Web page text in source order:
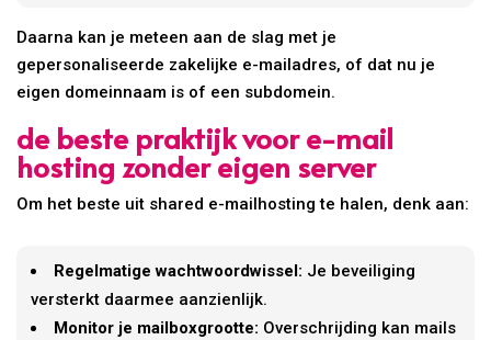
Daarna kan je meteen aan de slag met je
gepersonaliseerde zakelijke e-mailadres, of dat nu je
eigen domeinnaam is of een subdomein.
de beste praktijk voor e-mail
hosting zonder eigen server
Om het beste uit shared e-mailhosting te halen, denk aan:
Regelmatige wachtwoordwissel: Je beveiliging
versterkt daarmee aanzienlijk.
Monitor je mailboxgrootte: Overschrijding kan mails